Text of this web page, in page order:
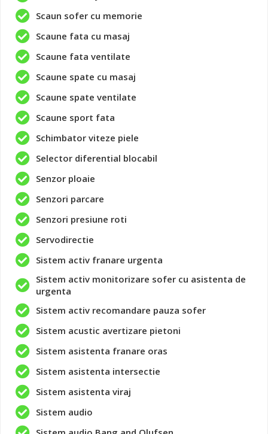
Scaun sofer cu memorie
Scaune fata cu masaj
Scaune fata ventilate
Scaune spate cu masaj
Scaune spate ventilate
Scaune sport fata
Schimbator viteze piele
Selector diferential blocabil
Senzor ploaie
Senzori parcare
Senzori presiune roti
Servodirectie
Sistem activ franare urgenta
Sistem activ monitorizare sofer cu asistenta de
urgenta
Sistem activ recomandare pauza sofer
Sistem acustic avertizare pietoni
Sistem asistenta franare oras
Sistem asistenta intersectie
Sistem asistenta viraj
Sistem audio